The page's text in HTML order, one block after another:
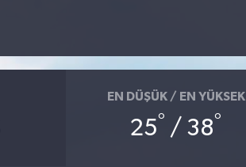
EN DÜŞÜK / EN YÜKSEK
25° / 38°